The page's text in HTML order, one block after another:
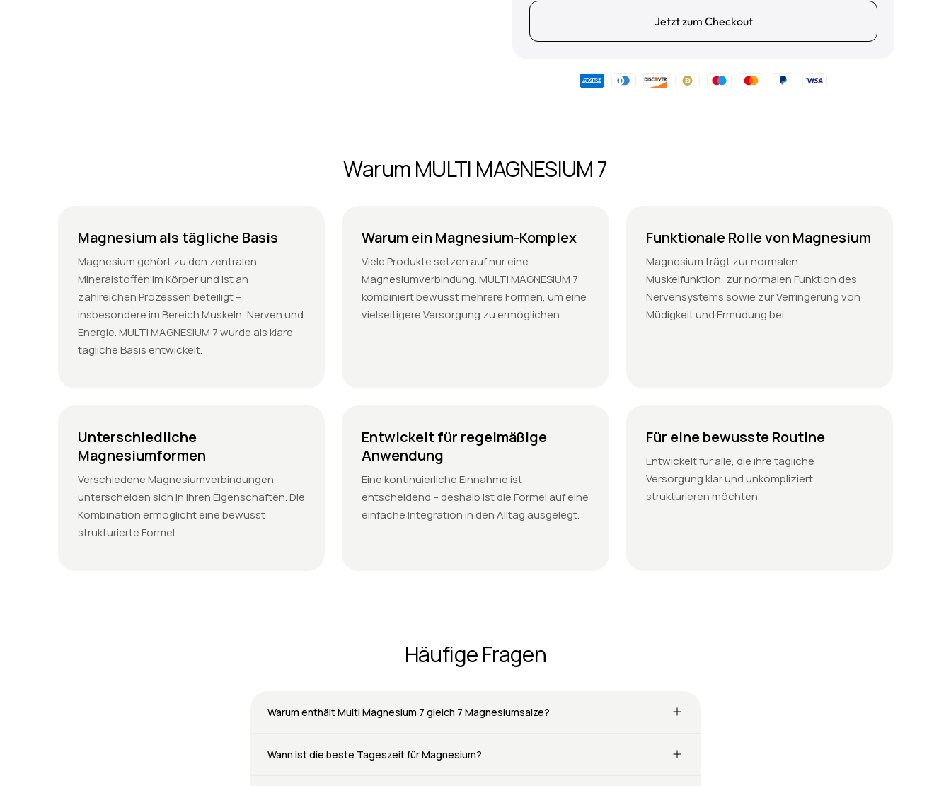
Jetzt zum Checkout
Warum MULTI MAGNESIUM 7
Magnesium als tägliche Basis
Magnesium gehört zu den zentralen
Mineralstoffen im Körper und ist an
zahlreichen Prozessen beteiligt –
insbesondere im Bereich Muskeln, Nerven und
Energie. MULTI MAGNESIUM 7 wurde als klare
tägliche Basis entwickelt.
Warum ein Magnesium-Komplex
Viele Produkte setzen auf nur eine
Magnesiumverbindung. MULTI MAGNESIUM 7
kombiniert bewusst mehrere Formen, um eine
vielseitigere Versorgung zu ermöglichen.
Funktionale Rolle von Magnesium
Magnesium trägt zur normalen
Muskelfunktion, zur normalen Funktion des
Nervensystems sowie zur Verringerung von
Müdigkeit und Ermüdung bei.
Unterschiedliche
Magnesiumformen
Verschiedene Magnesiumverbindungen
unterscheiden sich in ihren Eigenschaften. Die
Kombination ermöglicht eine bewusst
strukturierte Formel.
Entwickelt für regelmäßige
Anwendung
Eine kontinuierliche Einnahme ist
entscheidend – deshalb ist die Formel auf eine
einfache Integration in den Alltag ausgelegt.
Für eine bewusste Routine
Entwickelt für alle, die ihre tägliche
Versorgung klar und unkompliziert
strukturieren möchten.
Häufige Fragen
Warum enthält Multi Magnesium 7 gleich 7 Magnesiumsalze?
Wann ist die beste Tageszeit für Magnesium?